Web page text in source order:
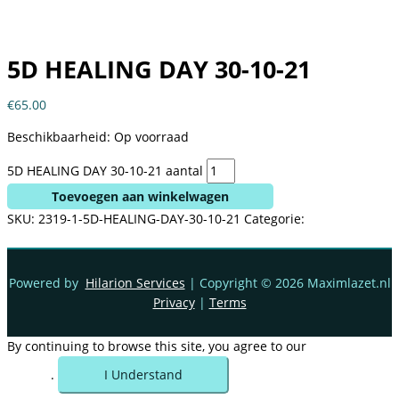
5D HEALING DAY 30-10-21
€65.00
Beschikbaarheid: Op voorraad
5D HEALING DAY 30-10-21 aantal
Toevoegen aan winkelwagen
SKU: 2319-1-5D-HEALING-DAY-30-10-21 Categorie:
Powered by Hilarion Services | Copyright © 2026 Maximlazet.nl
Privacy| Terms
By continuing to browse this site, you agree to our
. I Understand